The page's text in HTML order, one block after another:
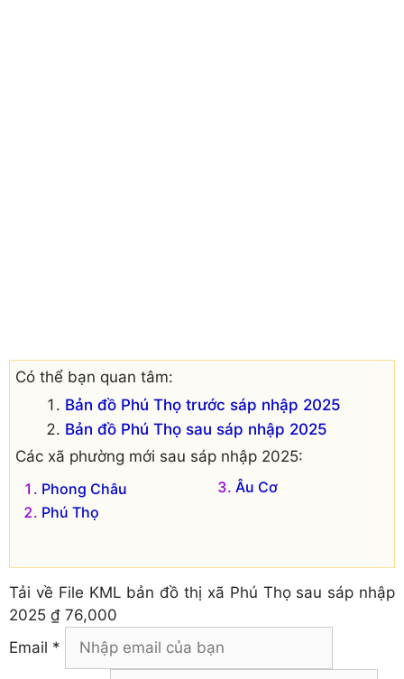
Có thể bạn quan tâm:
Bản đồ Phú Thọ trước sáp nhập 2025
Bản đồ Phú Thọ sau sáp nhập 2025
Các xã phường mới sau sáp nhập 2025:
Phong Châu
Phú Thọ
Âu Cơ
Tải về File KML bản đồ thị xã Phú Thọ sau sáp nhập
2025 ₫ 76,000
Email *